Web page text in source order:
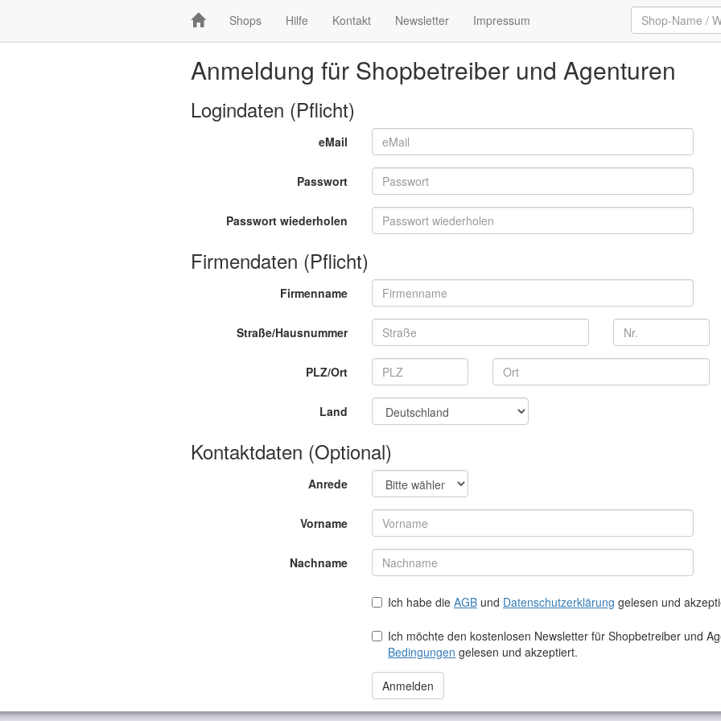
Shops Hilfe Kontakt Newsletter Impressum
Anmeldung für Shopbetreiber und Agenturen
Logindaten (Pflicht)
eMail
Passwort
Passwort wiederholen
Firmendaten (Pflicht)
Firmenname
Straße/Hausnummer
PLZ/Ort
Land
Kontaktdaten (Optional)
Anrede
Vorname
Nachname
Ich habe die AGB und Datenschutzerklärung gelesen und
Ich möchte den kostenlosen Newsletter für Shopbetreiber und
Bedingungen gelesen und akzeptiert.
Anmelden